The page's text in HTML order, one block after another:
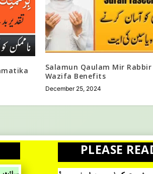
Salamun Qaulam Mir Rabbir
Wazifa Benefits
December 25, 2024
PLEASE